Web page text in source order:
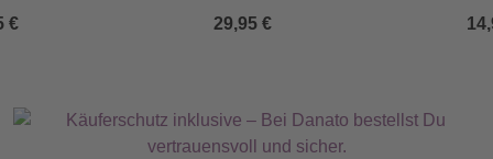
€
29,95 €